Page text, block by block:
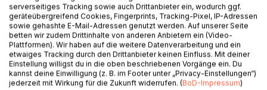
zu binden, bietet sich als Beurteilungsgrundlage für das
Unternehmen insbesondere die
Kundendeckungsbeitragsrechnung und der Customer
Lifetime Value an.
Innerhalb des Electronic Commerce erwarten
Unternehmen aufgrund höherer Preis- und
Leistungstransparenz eine weiteres Absinken der Loyalität
serverseitiges Tracking sowie auch Drittanbieter ein, wodurch ggf.
geräteübergreifend Cookies, Fingerprints, Tracking-Pixel, IP-Adressen
sowie gehashte E-Mail-Adressen genutzt werden. Auf unserer Seite
betten wir zudem Drittinhalte von anderen Anbietern ein (Video-
Plattformen). Wir haben auf die weitere Datenverarbeitung und ein
etwaiges Tracking durch den Drittanbieter keinen Einfluss. Mit deiner
Einstellung willigst du in die oben beschriebenen Vorgänge ein. Du
kannst deine Einwilligung (z. B. im Footer unter „Privacy-Einstellungen“)
jederzeit mit Wirkung für die Zukunft widerrufen. (BoD-Impressum)